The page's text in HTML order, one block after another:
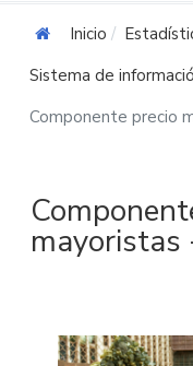
Inicio
Sistema de
Componente precio
mayoristas